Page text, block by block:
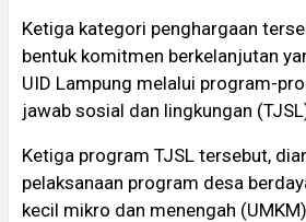
Ketiga kategori penghargaan
bentuk komitmen berkelanjutan
UID Lampung melalui program-
jawab sosial dan lingkungan
Ketiga program TJSL tersebut,
pelaksanaan program desa
kecil mikro dan menengah